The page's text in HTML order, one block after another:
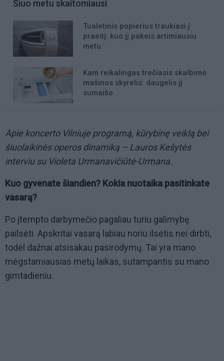
Šiuo metu skaitomiausi
Tualetinis popierius traukiasi į
praeitį: kuo jį pakeis artimiausiu
metu
Kam reikalingas trečiasis skalbimo
mašinos skyrelis: daugelis jį
sumaišo
Apie koncerto Vilniuje programą, kūrybinę veiklą bei
šiuolaikinės operos dinamiką – Lauros Kešytės
interviu su Violeta Urmanavičiūtė-Urmana.
Kuo gyvenate šiandien? Kokia nuotaika pasitinkate
vasarą?
Po įtempto darbymečio pagaliau turiu galimybę
pailsėti. Apskritai vasarą labiau noriu ilsėtis nei dirbti,
todėl dažnai atsisakau pasirodymų. Tai yra mano
mėgstamiausias metų laikas, sutampantis su mano
gimtadieniu.